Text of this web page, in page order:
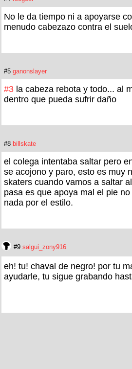
No le da tiempo ni a apoyarse
menudo cabezazo contra el
#5 ganonslayer
#3 la cabeza rebota y todo... al
dentro que pueda sufrir daño
#8 billskate
el colega intentaba saltar pero
se acojono y paro, esto es muy
skaters cuando vamos a saltar
pasa es que apoya mal el pie
nada por el estilo.
#9 salgui_zony916
eh! tu! chaval de negro! por tu
ayudarle, tu sigue grabando